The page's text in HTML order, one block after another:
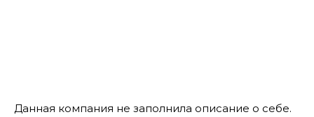
Данная компания не заполнила описание о себе.